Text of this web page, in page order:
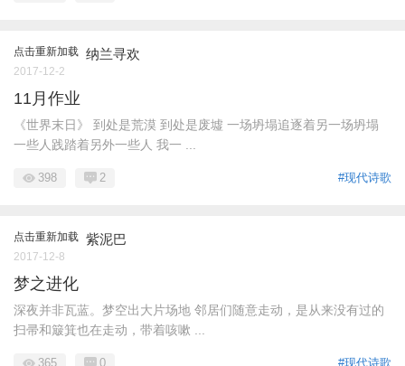
点击重新加载 纳兰寻欢
2017-12-2
11月作业
《世界末日》 到处是荒漠 到处是废墟 一场坍塌追逐着另一场坍塌
一些人践踏着另外一些人 我一 ...
#现代诗歌
398 2
点击重新加载 紫泥巴
2017-12-8
梦之进化
深夜并非瓦蓝。梦空出大片场地 邻居们随意走动，是从来没有过的
扫帚和簸箕也在走动，带着咳嗽 ...
#现代诗歌
365 0